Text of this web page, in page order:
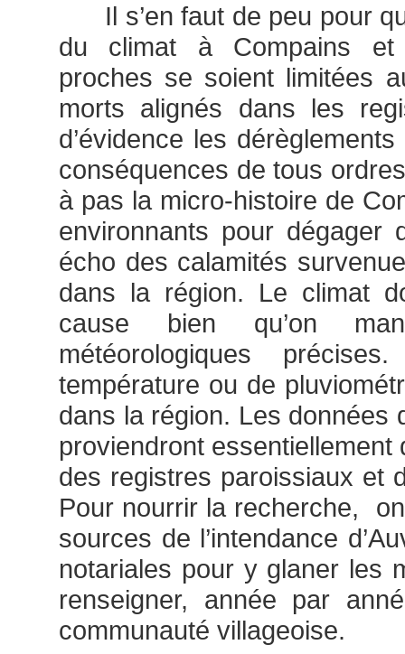
Il s’en faut de peu pour
du climat à Compains
proches se soient limitées
morts alignés dans les
d’évidence les
conséquences de tous
à pas la micro-histoire de
environnants pour dégager
écho des calamités
dans la région. Le climat
cause bien qu’on
météorologiques
température ou de
dans la région. Les données
proviendront
des registres paroissiaux et
Pour nourrir la recherche,
sources de l’intendance
notariales pour y glaner les
renseigner, année par
communauté villageoise.